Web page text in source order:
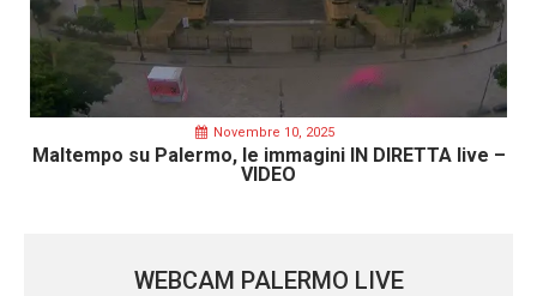
Novembre 10, 2025
Maltempo su Palermo, le immagini IN DIRETTA live –
VIDEO
WEBCAM PALERMO LIVE